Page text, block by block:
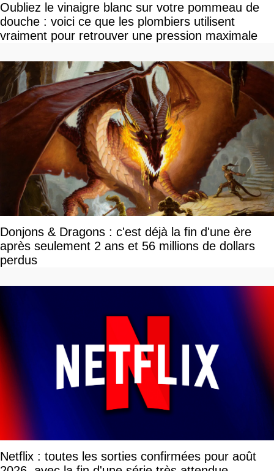
Oubliez le vinaigre blanc sur votre pommeau de
douche : voici ce que les plombiers utilisent
vraiment pour retrouver une pression maximale
Donjons & Dragons : c'est déjà la fin d'une ère
après seulement 2 ans et 56 millions de dollars
perdus
Netflix : toutes les sorties confirmées pour août